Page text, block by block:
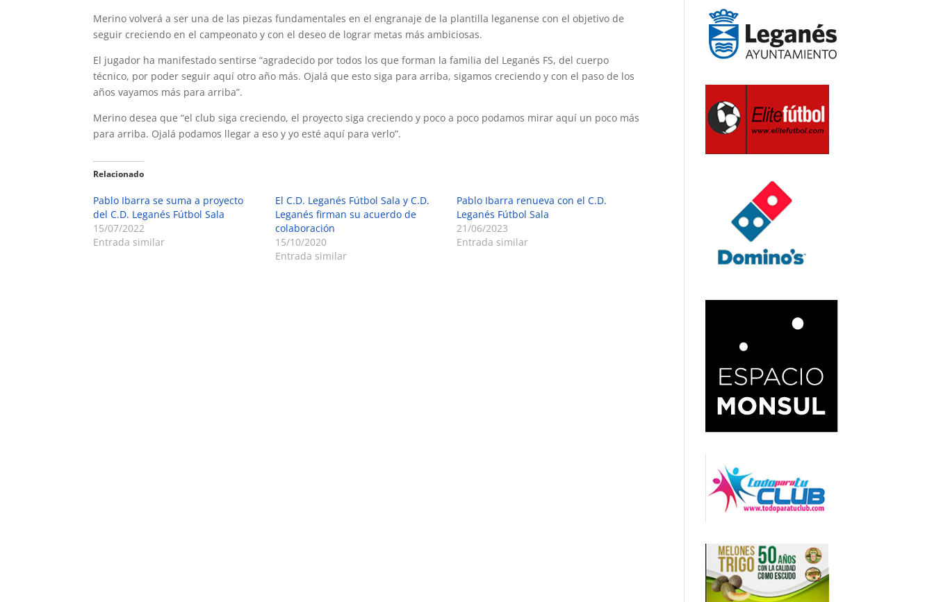
Merino volverá a ser una de las piezas fundamentales en el engranaje de la plantilla leganense con el objetivo de
seguir creciendo en el campeonato y con el deseo de lograr metas más ambiciosas.
El jugador ha manifestado sentirse “agradecido por todos los que forman la familia del Leganés FS, del cuerpo
técnico, por poder seguir aquí otro año más. Ojalá que esto siga para arriba, sigamos creciendo y con el paso de los
años vayamos más para arriba”.
Merino desea que “el club siga creciendo, el proyecto siga creciendo y poco a poco podamos mirar aquí un poco más
para arriba. Ojalá podamos llegar a eso y yo esté aquí para verlo”.
Relacionado
Pablo Ibarra se suma a proyecto
del C.D. Leganés Fútbol Sala
15/07/2022
Entrada similar
El C.D. Leganés Fútbol Sala y C.D.
Leganés firman su acuerdo de
colaboración
15/10/2020
Entrada similar
Pablo Ibarra renueva con el C.D.
Leganés Fútbol Sala
21/06/2023
Entrada similar